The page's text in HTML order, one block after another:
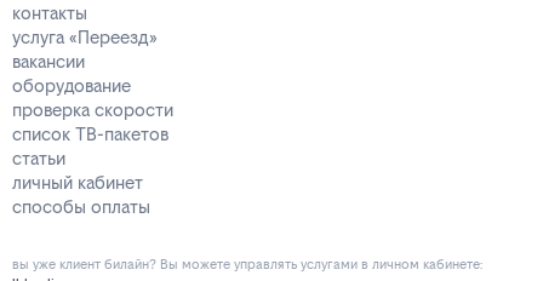
контакты
услуга «Переезд»
вакансии
оборудование
проверка скорости
список ТВ-пакетов
статьи
личный кабинет
способы оплаты
вы уже клиент билайн? Вы можете управлять услугами в личнoм кaбинeтe: